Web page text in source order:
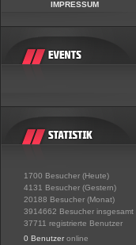
IMPRESSUM
1700 Besucher (Heute)
4131 Besucher (Gestern)
20188 Besucher (Monat)
3914662 Besucher insgesamt
37711 registrierte Benutzer
0 Benutzer online